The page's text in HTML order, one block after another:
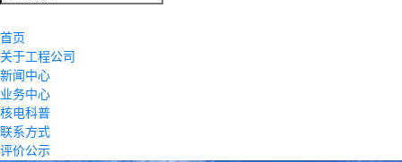
首页
关于工程公司
新闻中心
业务中心
核电科普
联系方式
评价公示